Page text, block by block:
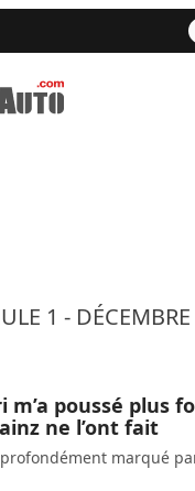
1 -
m’a poussé plus
ne l’ont fait
marqué